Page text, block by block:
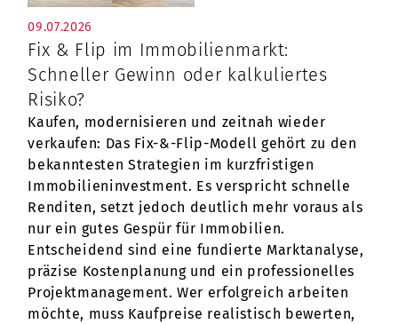
09.07.2026
Fix & Flip im Immobilienmarkt:
Schneller Gewinn oder kalkuliertes
Risiko?
Kaufen, modernisieren und zeitnah wieder
verkaufen: Das Fix-&-Flip-Modell gehört zu den
bekanntesten Strategien im kurzfristigen
Immobilieninvestment. Es verspricht schnelle
Renditen, setzt jedoch deutlich mehr voraus als
nur ein gutes Gespür für Immobilien.
Entscheidend sind eine fundierte Marktanalyse,
präzise Kostenplanung und ein professionelles
Projektmanagement. Wer erfolgreich arbeiten
möchte, muss Kaufpreise realistisch bewerten,